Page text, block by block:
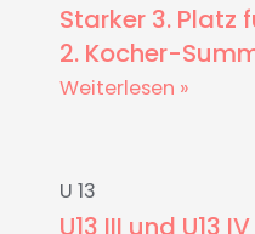
Starker 3.
2. Kocher-
Weiterlesen »
U 13
U13 III und U13